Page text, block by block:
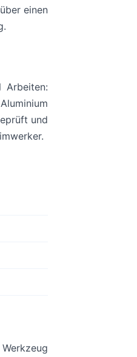
einen
Arbeiten:
und